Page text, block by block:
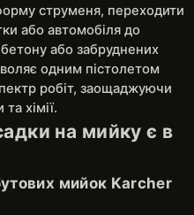
струменя, переходити
або автомобіля до
або забруднених
одним пістолетом
робіт, заощаджуючи
хімії.
на мийку є в
мийок Karcher